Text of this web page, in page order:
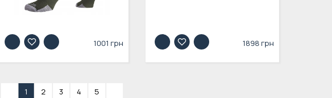
1001 грн 1898 грн
1 2 3 4 5